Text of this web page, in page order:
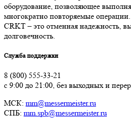
оборудование, позволяющее
многократно повторяемые
CRKT – это отменная надежность,
долговечность.
Служба поддержки
8 (800) 555-33-21
с 9:00 до 21:00, без выходных и
МСК: mm@messermeister.ru
СПБ: mm.spb@messermeister.ru